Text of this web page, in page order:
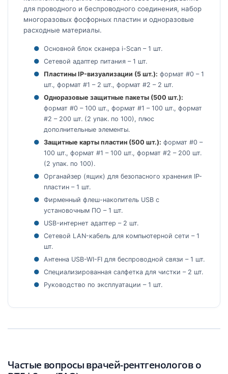
для проводного и беспроводного соединения, набор
многоразовых фосфорных пластин и одноразовые
расходные материалы.
Основной блок сканера i-Scan – 1 шт.
Сетевой адаптер питания – 1 шт.
Пластины IP-визуализации (5 шт.): формат #0 – 1
шт., формат #1 – 2 шт., формат #2 – 2 шт.
Одноразовые защитные пакеты (500 шт.):
формат #0 – 100 шт., формат #1 – 100 шт., формат
#2 – 200 шт. (2 упак. по 100), плюс
дополнительные элементы.
Защитные карты пластин (500 шт.): формат #0 –
100 шт., формат #1 – 100 шт., формат #2 – 200 шт.
(2 упак. по 100).
Органайзер (ящик) для безопасного хранения IP-
пластин – 1 шт.
Фирменный флеш-накопитель USB с
установочным ПО – 1 шт.
USB-интернет адаптер – 2 шт.
Сетевой LAN-кабель для компьютерной сети – 1
шт.
Антенна USB-WI-FI для беспроводной связи – 1 шт.
Специализированная салфетка для чистки – 2 шт.
Руководство по эксплуатации – 1 шт.
Частые вопросы врачей-рентгенологов о